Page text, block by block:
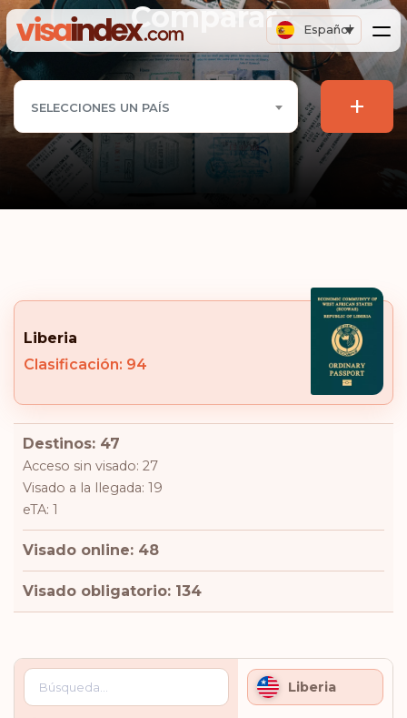
Español
Comparar
SELECCIONES UN PAÍS +
Liberia
Clasificación: 94
Destinos: 47
Acceso sin visado: 27
Visado a la llegada: 19
eTA: 1
Visado online: 48
Visado obligatorio: 134
Liberia